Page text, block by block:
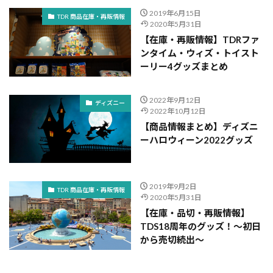
TDR 商品在庫・再販情報
2019年6月15日
2020年5月31日
【在庫・再販情報】TDRファ
ンタイム・ウィズ・トイスト
ーリー4グッズまとめ
ディズニー
2022年9月12日
2022年10月12日
【商品情報まとめ】ディズニ
ーハロウィーン2022グッズ
TDR 商品在庫・再販情報
2019年9月2日
2020年5月31日
【在庫・品切・再販情報】
TDS18周年のグッズ！～初日
から売切続出～